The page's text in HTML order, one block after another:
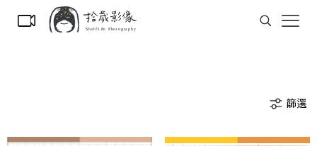
篩選